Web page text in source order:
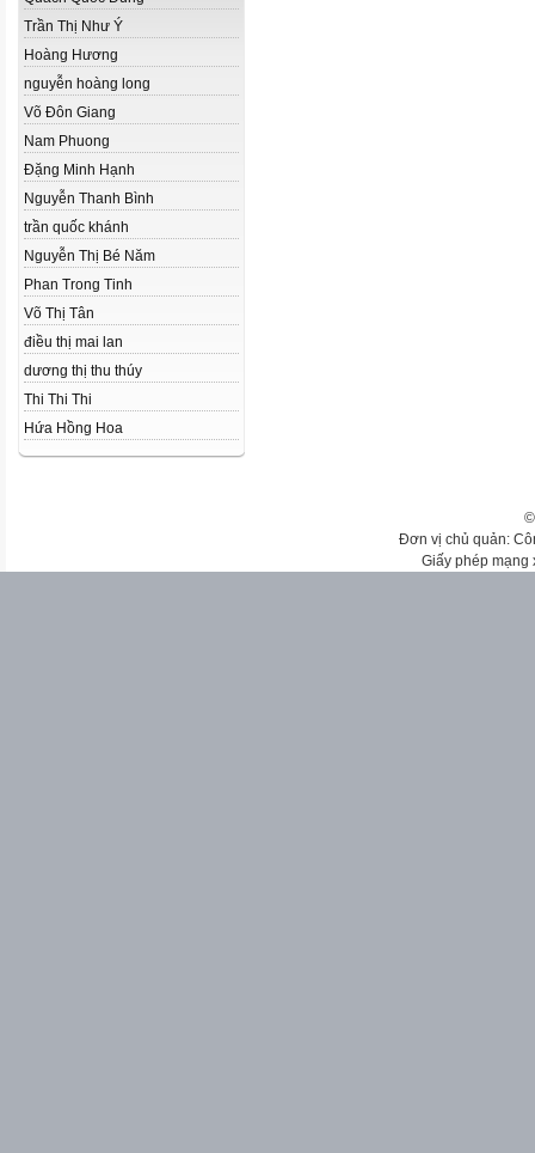
Trần Thị Như Ý
Hoàng Hương
nguyễn hoàng long
Võ Đôn Giang
Nam Phuong
Đặng Minh Hạnh
Nguyễn Thanh Bình
trần quốc khánh
Nguyễn Thị Bé Năm
Phan Trong Tinh
Võ Thị Tân
điều thị mai lan
dương thị thu thúy
Thi Thi Thi
Hứa Hồng Hoa
Đơn vị chủ quản:
Giấy phép mạng